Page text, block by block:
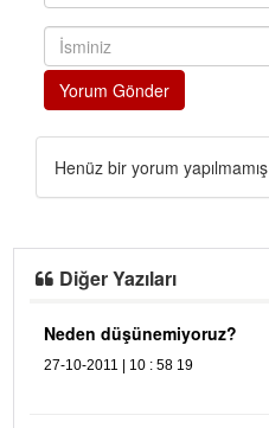
Yorum Gönder
Henüz bir yorum yapılmamış
Diğer Yazıları
Neden düşünemiyoruz?
27-10-2011 | 10 : 58 19